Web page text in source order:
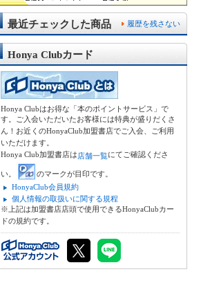
履歴を残さない
最近チェックした商品
Honya Clubカード
Honya Clubはお得な「本のポイントサービス」で
す。ご入会いただいたお客様には特典が盛りだくさ
ん！お近くのHonyaClub加盟書店でご入会、ご利用
いただけます。
Honya Club加盟書店は店舗一覧にてご確認くださ
い。
のマークが目印です。
HonyaClub会員規約
個人情報の取扱いに関する規程
※上記は加盟書店店頭で使用できるHonyaClubカー
ドの規約です。